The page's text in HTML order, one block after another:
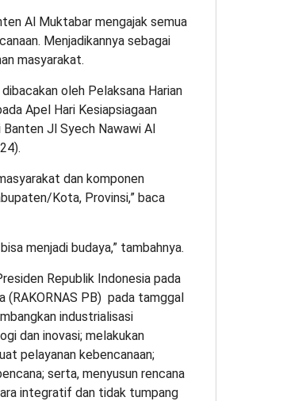
Al Muktabar mengajak semua
Menjadikannya sebagai
masyarakat.
oleh Pelaksana Harian
Apel Hari Kesiapsiagaan
Banten Jl Syech Nawawi Al
dan komponen
Kota, Provinsi,” baca
menjadi budaya,” tambahnya.
Republik Indonesia pada
(RAKORNAS PB) pada tamggal
industrialisasi
dan inovasi; melakukan
pelayanan kebencanaan;
serta, menyusun rencana
integratif dan tidak tumpang